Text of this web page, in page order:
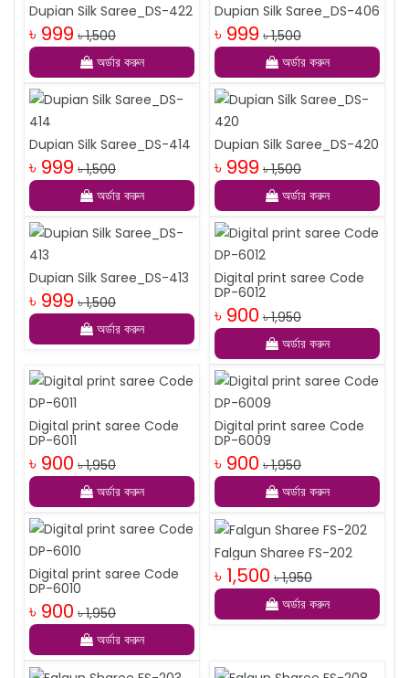
Dupian Silk Saree_DS-422
৳ 999 ৳ 1,500
অর্ডার করুন
Dupian Silk Saree_DS-406
৳ 999 ৳ 1,500
অর্ডার করুন
Dupian Silk Saree_DS-414
৳ 999 ৳ 1,500
অর্ডার করুন
Dupian Silk Saree_DS-420
৳ 999 ৳ 1,500
অর্ডার করুন
Dupian Silk Saree_DS-413
৳ 999 ৳ 1,500
অর্ডার করুন
Digital print saree Code
DP-6012
৳ 900 ৳ 1,950
অর্ডার করুন
Digital print saree Code
DP-6011
৳ 900 ৳ 1,950
অর্ডার করুন
Digital print saree Code
DP-6009
৳ 900 ৳ 1,950
অর্ডার করুন
Digital print saree Code
DP-6010
৳ 900 ৳ 1,950
অর্ডার করুন
Falgun Sharee FS-202
৳ 1,500 ৳ 1,950
অর্ডার করুন